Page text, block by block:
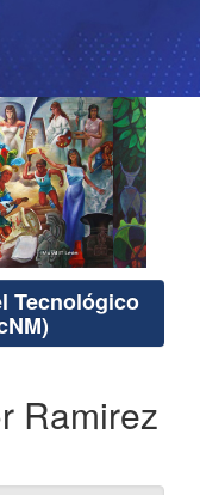
Tecnológico
Ramirez